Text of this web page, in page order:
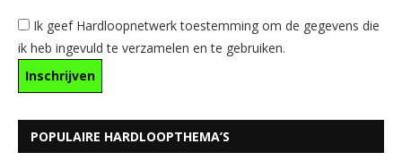
Ik geef Hardloopnetwerk toestemming om de gegevens die
ik heb ingevuld te verzamelen en te gebruiken.
POPULAIRE HARDLOOPTHEMA’S